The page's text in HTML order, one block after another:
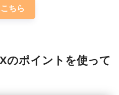
ちら
のポイントを使って